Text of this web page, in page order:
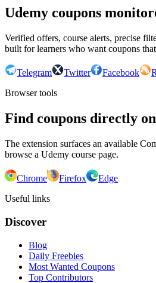
Udemy coupons
Verified offers, course alerts, precise
built for learners who want coupons
Telegram Twitter Facebook
Browser tools
Find coupons directly
The extension surfaces an available
browse a Udemy course page.
Chrome Firefox
Edge
Useful links
Discover
Blog
Daily Freebies
Most Wanted Coupons
Top Contributors